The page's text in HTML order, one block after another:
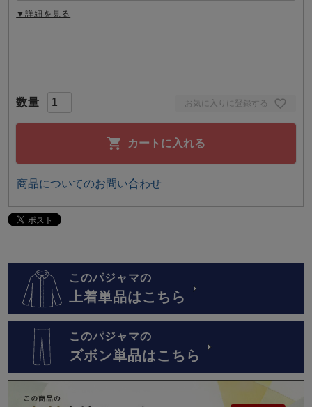
お気に入りに登録する
カートに入れる
▼詳細を見る
商品についてのお問い合わせ
このパジャマの
上着単品はこちら
このパジャマの
ズボン単品はこちら